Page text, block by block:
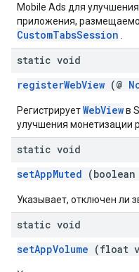
Mobile Ads для
приложения,
CustomTabsSession
static void
registerWebView (@
РегистрируетWebViewв
улучшения монетизации
static void
setAppMuted (boolean
Указывает, отключен ли
static void
setAppVolume (float